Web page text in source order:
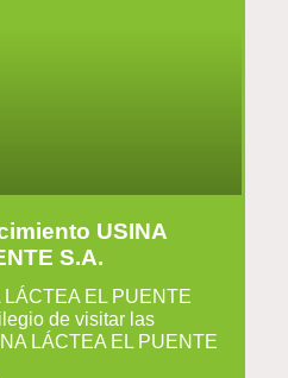
USINA
S.A.
LÁCTEA EL PUENTE
de visitar las
LÁCTEA EL PUENTE